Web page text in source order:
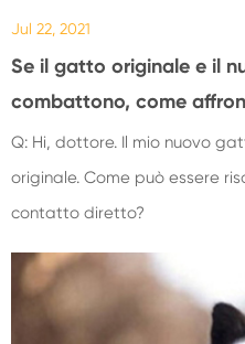
Jul 22, 2021
Se il gatto originale e il
combattono, come
Q: Hi, dottore. Il mio nuovo
originale. Come può essere
contatto diretto?